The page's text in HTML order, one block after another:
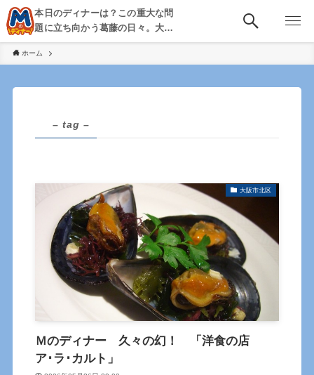
本日のディナーは？この重大な問
題に立ち向かう葛藤の日々。大
阪・京都・神戸を中心とした食べ
歩き、飲み歩きを綴る。
ホーム
– tag –
大阪市北区
Ｍのディナー 久々の幻！ 「洋食の店
ア･ラ･カルト」